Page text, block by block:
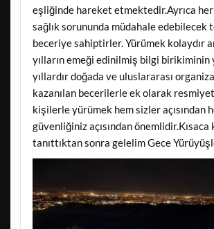
eşliğinde hareket etmektedir.Ayrıca
sağlık sorununda müdahale edebilecek
beceriye sahiptirler. Yürümek kolaydır
yılların emeği edinilmiş bilgi birikiminin
yıllardır doğada ve uluslararası
kazanılan becerilerle ek olarak
kişilerle yürümek hem sizler açısından
güvenliğiniz açısından önemlidir.Kısaca
tanıttıktan sonra gelelim Gece